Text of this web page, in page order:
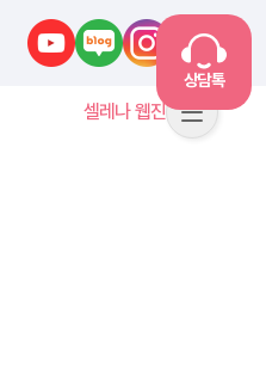
유튜브네이버블로그인스타그램카카오톡
셀레나 웹진 메뉴
상담톡